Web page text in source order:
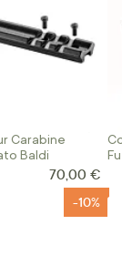
Carabine
Baldi
70,00 €
-10%